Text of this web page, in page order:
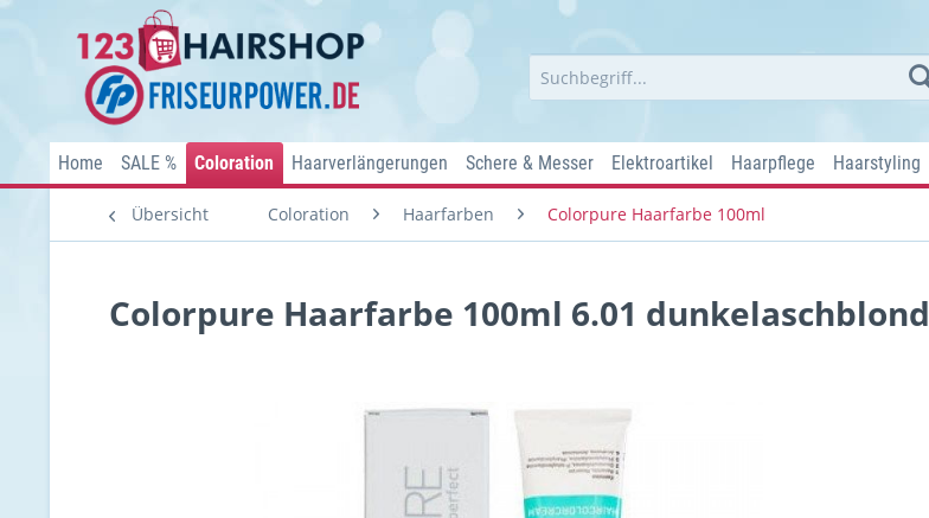
Home SALE % Coloration Haarverlängerungen Schere & Messer Elektroartikel Haarpflege Haarstyling
Übersicht Coloration Haarfarben Colorpure Haarfarbe 100ml
Colorpure Haarfarbe 100ml 6.01 dunkelaschblond